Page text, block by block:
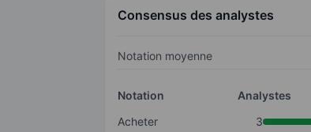
Consensus des analystes
Notation moyenne
Notation
Analystes
Acheter
3